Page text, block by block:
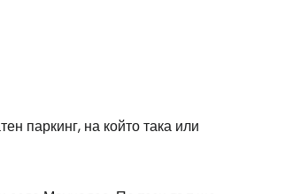
паркинг, на който така или